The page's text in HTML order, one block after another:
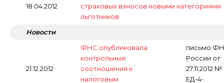
18.04.2012
страховых взносов новыми категориями
льготников
Новости
21.12.2012
ФНС опубликовала
контрольные
соотношения к
налоговым
письмо
России от
27.11.2012 №
ЕД-4-